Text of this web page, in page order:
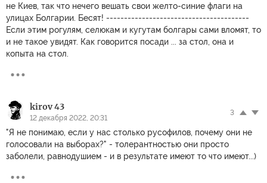
не Киев, так что нечего вешать свои желто-синие флаги на
улицах Болгарии. Бесят! ----------------------------------------
Если этим рогулям, селюкам и кугутам болгары сами вломят, то
и не такое увидят. Как говорится посади ... за стол, она и
копыта на стол.
kirov 43
12 декабря 2022, 20:31
3
"Я не понимаю, если у нас столько русофилов, почему они не
голосовали на выборах?" - толерантностью они просто
заболели, равнодушием - и в результате имеют то что имеют...)